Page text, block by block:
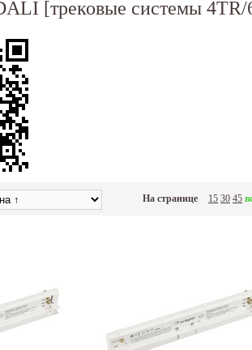
[трековые системы
На странице 15 30 45